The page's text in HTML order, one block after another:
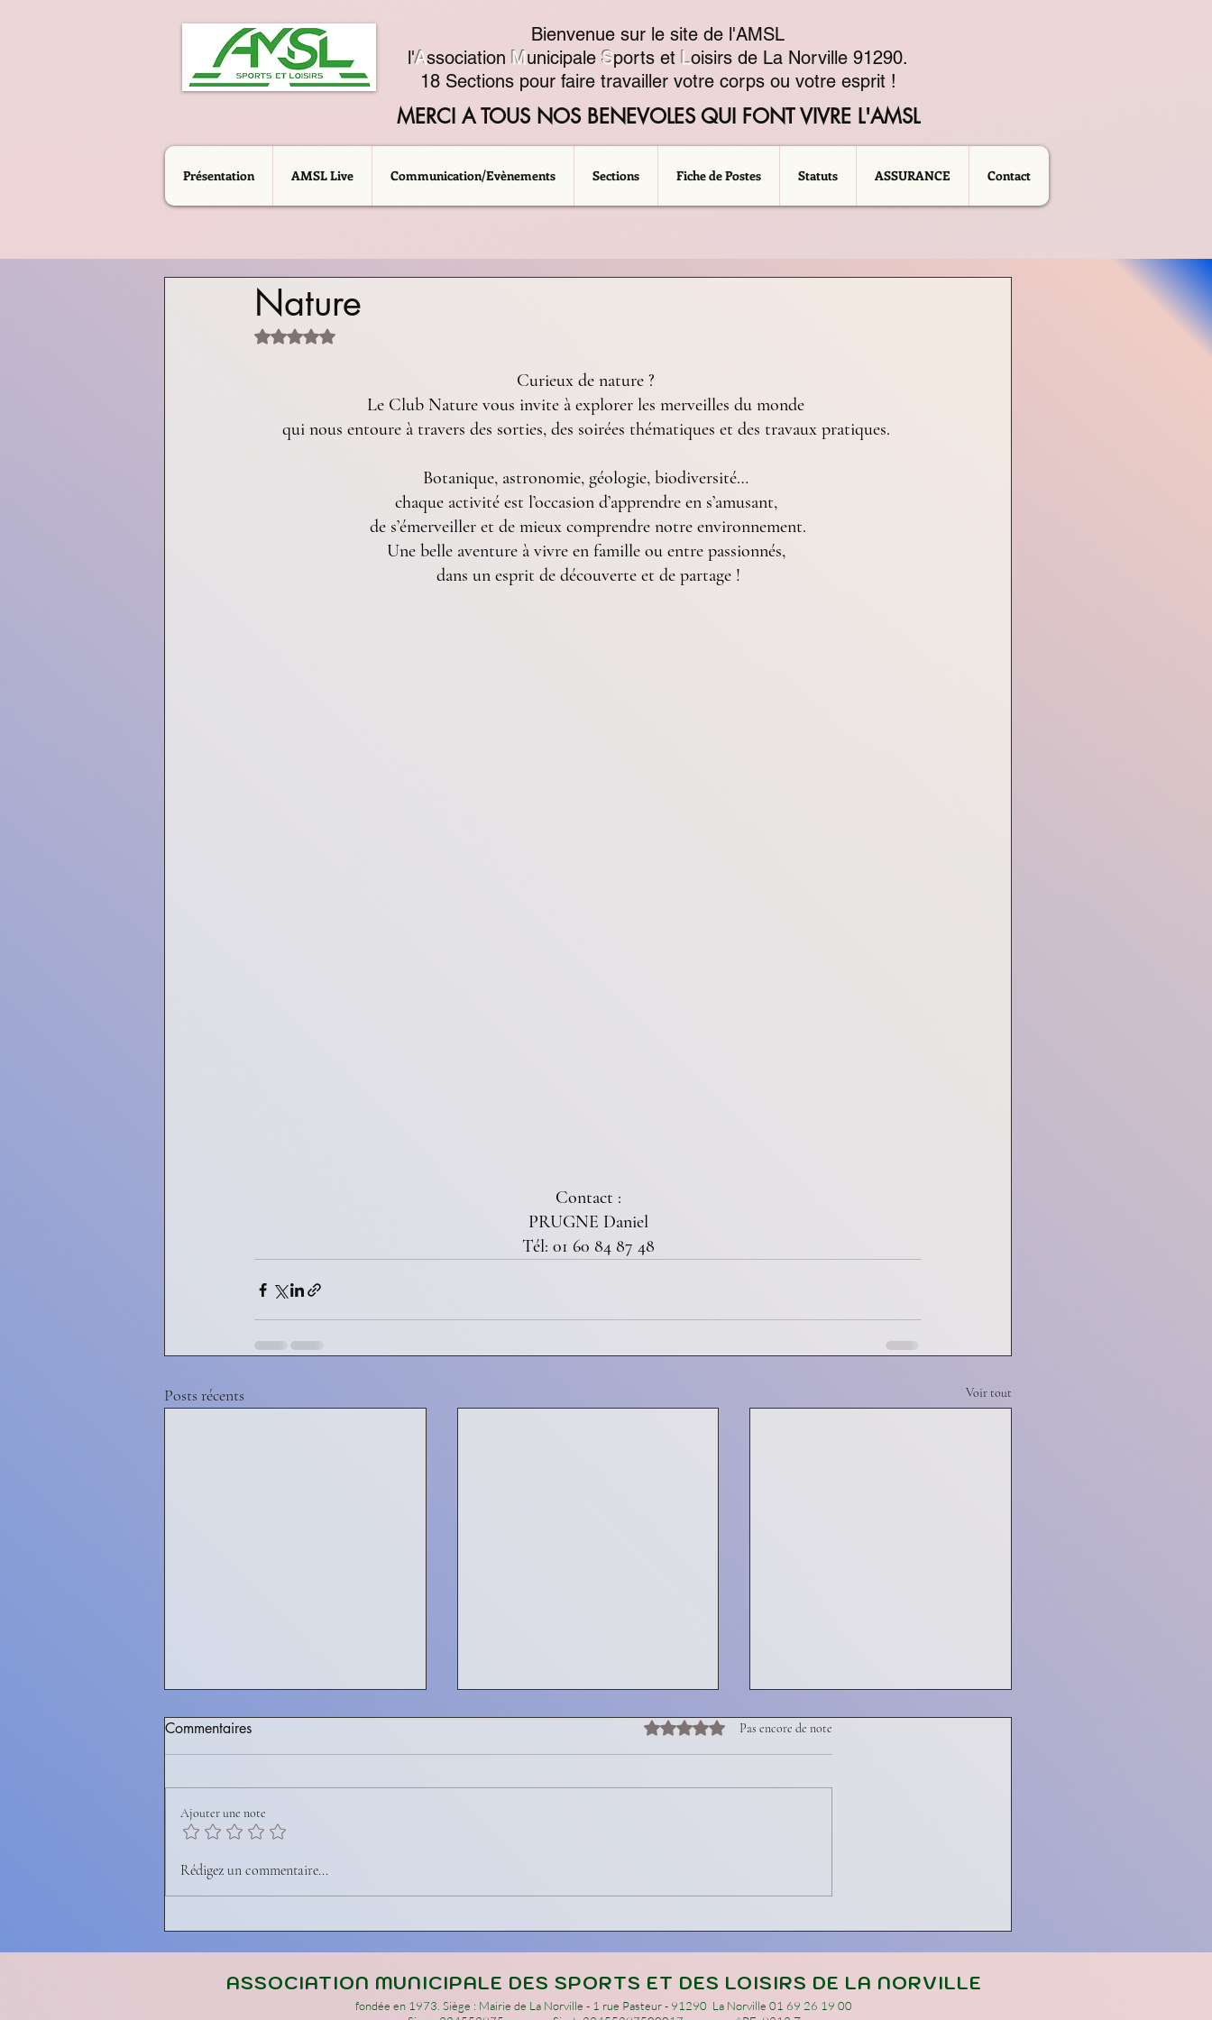
Bienvenue sur le site de l'AMSL
l'Association Municipale Sports et Loisirs de La Norville 91290.
18 Sections pour faire travailler votre corps ou votre esprit !
MERCI A TOUS NOS BENEVOLES QUI FONT VIVRE L'AMSL
Présentation AMSL Live Communication/Evènements Sections Fiche de Postes Statuts ASSURANCE Contact
Nature
Noté NaN étoiles sur 5.
Curieux de nature ?
Le Club Nature vous invite à explorer les merveilles du monde
qui nous entoure à travers des sorties, des soirées thématiques et des travaux pratiques.
Botanique, astronomie, géologie, biodiversité…
chaque activité est l’occasion d’apprendre en s’amusant,
de s’émerveiller et de mieux comprendre notre environnement.
Une belle aventure à vivre en famille ou entre passionnés,
dans un esprit de découverte et de partage !
Contact :
PRUGNE Daniel
Tél: 01 60 84 87 48
Posts récents Voir tout
Aïkibudo
Commentaires Noté 0 étoile sur 5.Pas encore de note
Ajouter une note
Rédigez un commentaire...
ASSOCIATION MUNICIPALE DES SPORTS ET DES LOISIRS DE LA NORVILLE
fondée en 1973. Siège : Mairie de La Norville - 1 rue Pasteur - 91290 La Norville 01 69 26 19 00